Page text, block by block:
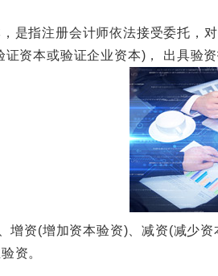
指注册会计师依法接受委托，
资本或验证企业资本)， 出具验
资(增加资本验资)、减资(减少资
资。